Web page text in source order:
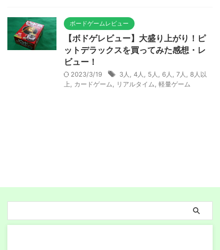
ボードゲームレビュー
【ボドゲレビュー】大盛り上がり！ピ
ットデラックスを買ってみた感想・レ
ビュー！
2023/3/19 3人 4人 5人 6人 7人
8人以
上
カードゲーム リアルタイム 軽量ゲーム